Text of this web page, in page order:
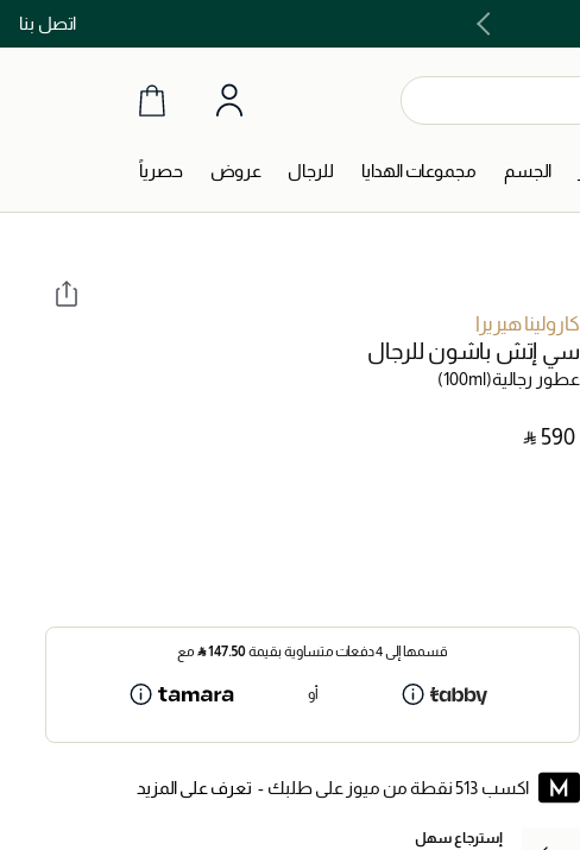
اتصل بنااشتري الآن و ادفع لاحقاً مع تابي و تمارا!
الجسم مجموعات الهدايا للرجال عروض حصرياً
كارولينا هيريرا
سي إتش باشون للرجال
عطور رجالية(100ml)
‎ ⃁ ⁦590⁩ ‎
قسمها إلى 4 دفعات متساوية بقيمة 147.50
⃁ مع
أو
اكسب 513 نقطة من ميوز على طلبك - تعرف على المزيد
إسترجاع سهل